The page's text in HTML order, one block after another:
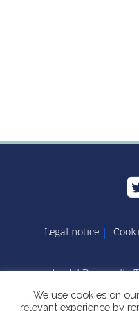
Legal notice
Av. del Desarrollo
11591 Jerez de la
We use cookies on
relevant experience by